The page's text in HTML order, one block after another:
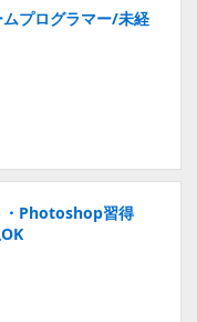
プログラマー/未経
・Photoshop習得